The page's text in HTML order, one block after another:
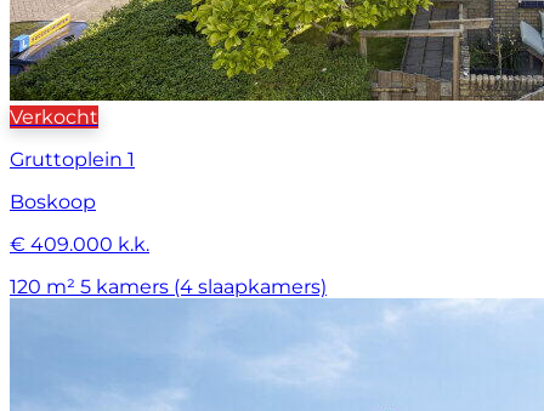
Verkocht
Gruttoplein 1
Boskoop
€ 409.000 k.k.
120 m² 5 kamers (4 slaapkamers)